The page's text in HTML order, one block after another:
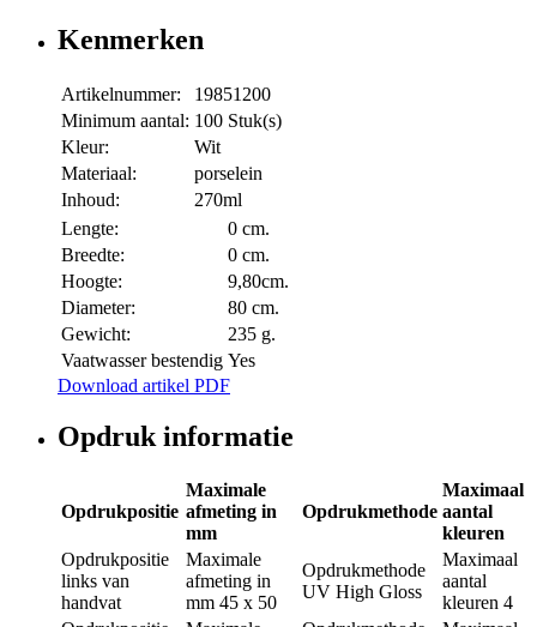
Kenmerken
Artikelnummer:
19851200
Minimum aantal: 100 Stuk(s)
Kleur:
Wit
Materiaal:
porselein
Inhoud:
270ml
Lengte:
0 cm.
Breedte:
0 cm.
Hoogte:
9,80cm.
Diameter:
80 cm.
Gewicht:
235 g.
Vaatwasser bestendig Yes
Download artikel PDF
Opdruk informatie
Opdrukpositie
Maximale
afmeting in
mm
Opdrukmethode
Maximaal
aantal
kleuren
Opdrukpositie
links van
handvat
Maximale
afmeting in
mm 45 x 50
Opdrukmethode
UV High Gloss
Maximaal
aantal
kleuren 4